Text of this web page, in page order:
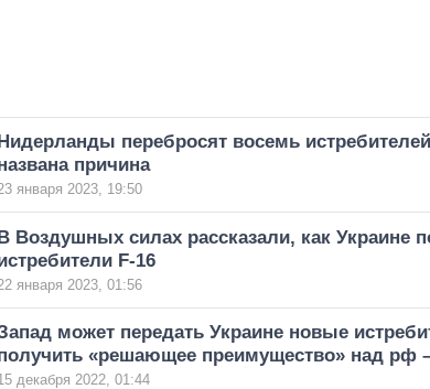
Нидерланды перебросят восемь
причина
января 2023, 19:50
Воздушных силах рассказали, как Украине
F-16
января 2023, 01:56
может передать Украине новые
«решающее преимущество» над рф
декабря 2022, 01:44